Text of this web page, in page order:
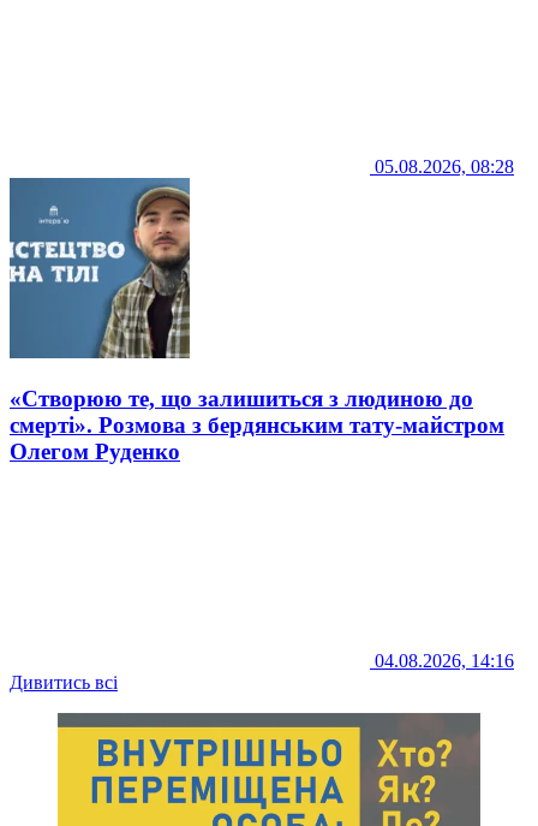
05.08.2026, 08:28
«Створюю те, що залишиться з людиною до
смерті». Розмова з бердянським тату-майстром
Олегом Руденко
04.08.2026, 14:16
Дивитись всі